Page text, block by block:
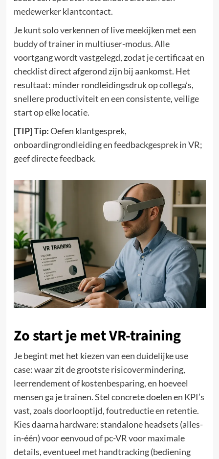
medewerker klantcontact.
Je kunt solo verkennen of live meekijken met een
buddy of trainer in multiuser-modus. Alle
voortgang wordt vastgelegd, zodat je certificaat en
checklist direct afgerond zijn bij aankomst. Het
resultaat: minder rondleidingsdruk op collega’s,
snellere productiviteit en een consistente, veilige
start op elke locatie.
[TIP] Tip:Oefen klantgesprek,
onboardingrondleiding en feedbackgesprek in VR;
geef directe feedback.
Zo start je met VR-training
Je begint met het kiezen van een duidelijke use
case: waar zit de grootste risicovermindering,
leerrendement of kostenbesparing, en hoeveel
mensen ga je trainen. Stel concrete doelen en KPI’s
vast, zoals doorlooptijd, foutreductie en retentie.
Kies daarna hardware: standalone headsets (alles-
in-één) voor eenvoud of pc-VR voor maximale
details, eventueel met handtracking (bediening